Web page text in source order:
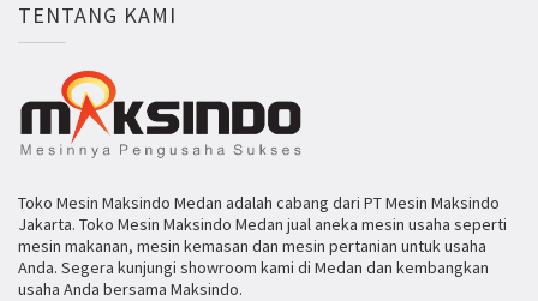
TENTANG KAMI
Toko Mesin Maksindo Medan adalah cabang dari PT Mesin Maksindo
Jakarta. Toko Mesin Maksindo Medan jual aneka mesin usaha seperti
mesin makanan, mesin kemasan dan mesin pertanian untuk usaha
Anda. Segera kunjungi showroom kami di Medan dan kembangkan
usaha Anda bersama Maksindo.